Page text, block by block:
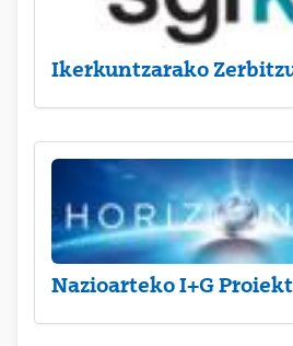
Ikerkuntzarako
Nazioarteko I+G